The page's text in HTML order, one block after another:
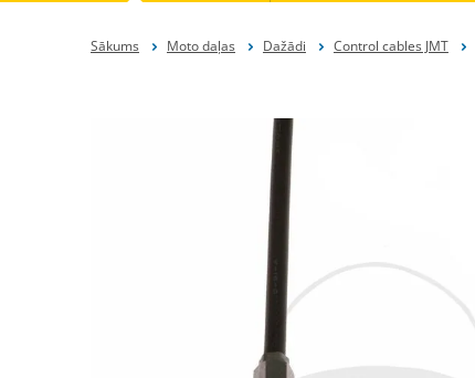
Sākums Moto daļas Dažādi Control cables JMT